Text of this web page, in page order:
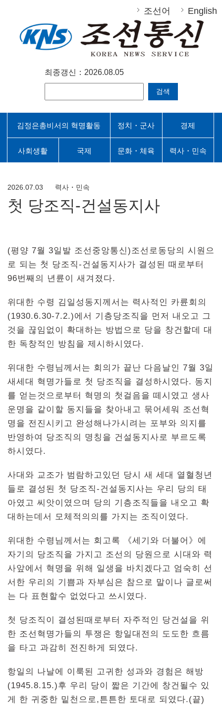
조선어 English
최종갱신：2026.08.05
검색
김정은총비서의 혁명활동 정치・군사 경제
사회생활 국제 문화・체육 력사・민속
2026.07.03 력사・민속
첫 당조직-건설동지사
(평양 7월 3일발 조선중앙통신)조선로동당의 시원으
로 되는 첫 당조직-건설동지사가 결성된 때로부터
96번째의 년륜이 새겨졌다.
위대한 수령 김일성동지께서는 력사적인 카륜회의
(1930.6.30-7.2.)에서 기층당조직을 먼저 내오고 그
것을 끊임없이 확대하는 방법으로 당을 창건할데 대
한 독창적인 방침을 제시하시였다.
위대한 수령님께서는 회의가 끝난 다음날인 7월 3일
새세대 혁명가들로 첫 당조직을 결성하시였다. 동지
를 얻는것으로부터 혁명의 첫걸음을 떼시였고 생사
운명을 같이할 동지들을 찾아내고 묶어세워 조선혁
명을 전진시키고 완성해나가시려는 포부와 의지를
반영하여 당조직의 명칭을 건설동지사로 부르도록
하시였다.
사대와 교조가 범람하고있던 당시 새 세대 열혈청년
들로 결성된 첫 당조직-건설동지사는 우리 당의 태
아였고 씨앗이였으며 당의 기층조직들을 내오고 확
대하는데서 모체적의의를 가지는 조직이였다.
위대한 수령님께서는 회고록 《세기와 더불어》에
자기의 당조직을 가지고 조선의 당원으로 시대와 력
사앞에서 혁명을 위해 일생을 바치겠다고 엄숙히 선
서한 우리의 기쁨과 자부심은 참으로 말이나 글로써
는 다 표현할수 없었다고 쓰시였다.
첫 당조직이 결성된때로부터 자주적인 당건설을 위
한 조선혁명가들의 투쟁은 항일대전의 도도한 흐름
을 타고 과감히 전진하게 되였다.
항일의 나날에 이룩된 고귀한 성과와 경험은 해방
(1945.8.15.)후 우리 당이 짧은 기간에 창건될수 있
게 한 귀중한 밑천으로,튼튼한 토대로 되였다.(끝)